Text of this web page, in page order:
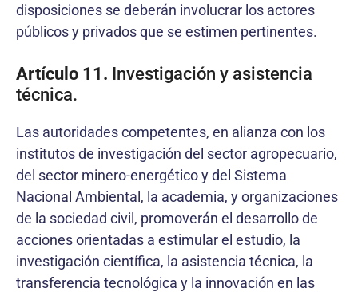
disposiciones se deberán involucrar los actores
públicos y privados que se estimen pertinentes.
Artículo 11. Investigación y asistencia
técnica.
Las autoridades competentes, en alianza con los
institutos de investigación del sector agropecuario,
del sector minero-energético y del Sistema
Nacional Ambiental, la academia, y organizaciones
de la sociedad civil, promoverán el desarrollo de
acciones orientadas a estimular el estudio, la
investigación científica, la asistencia técnica, la
transferencia tecnológica y la innovación en las